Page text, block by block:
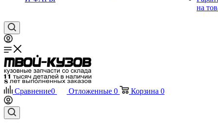
на
Сравнение0 Отложенные 0 Корзина 0